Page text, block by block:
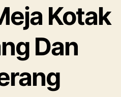
Kotak
Dan